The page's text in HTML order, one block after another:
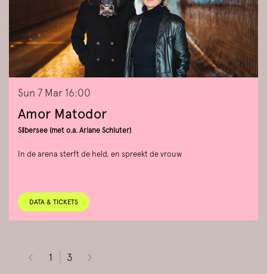
Amor Matodor
Silbersee (met o.a. Ariane Schluter)
In de arena sterft de held, en spreekt de vrouw
Sun 7 Mar 16:00
DATA & TICKETS
1 3